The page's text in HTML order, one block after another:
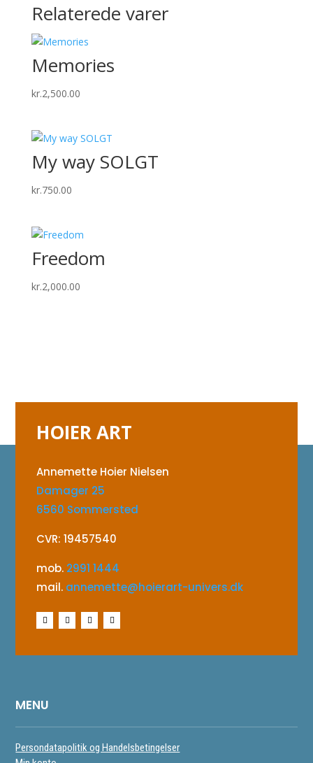
Relaterede varer
Memories
kr.2,500.00
My way SOLGT
kr.750.00
Freedom
kr.2,000.00
HOIER ART
Annemette Hoier Nielsen
Damager 25
6560 Sommersted
CVR: 19457540
mob. 2991 1444
mail. annemette@hoierart-univers.dk
MENU
Persondatapolitik og Handelsbetingelser